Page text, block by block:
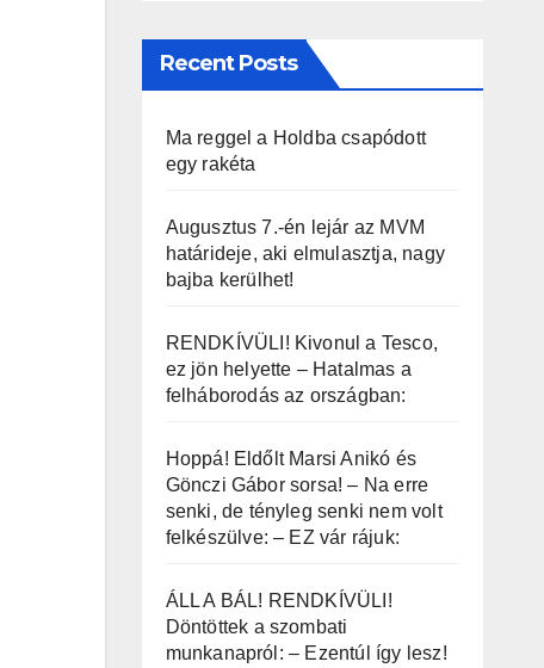
Recent Posts
Ma reggel a Holdba csapódott
egy rakéta
Augusztus 7.-én lejár az MVM
határideje, aki elmulasztja, nagy
bajba kerülhet!
RENDKÍVÜLI! Kivonul a Tesco,
ez jön helyette – Hatalmas a
felháborodás az országban:
Hoppá! Eldőlt Marsi Anikó és
Gönczi Gábor sorsa! – Na erre
senki, de tényleg senki nem volt
felkészülve: – EZ vár rájuk:
ÁLL A BÁL! RENDKÍVÜLI!
Döntöttek a szombati
munkanapról: – Ezentúl így lesz!